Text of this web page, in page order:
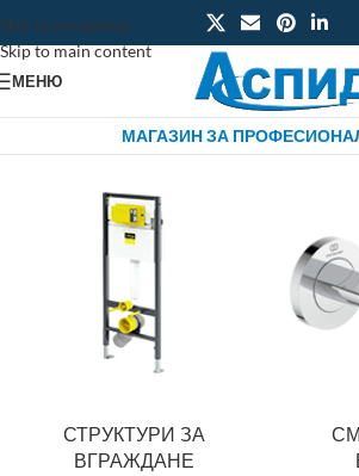
Skip to navigation
Skip to main content
МЕНЮ
МАГАЗИН ЗА
СТРУКТУРИ ЗА
ВГРАЖДАНЕ